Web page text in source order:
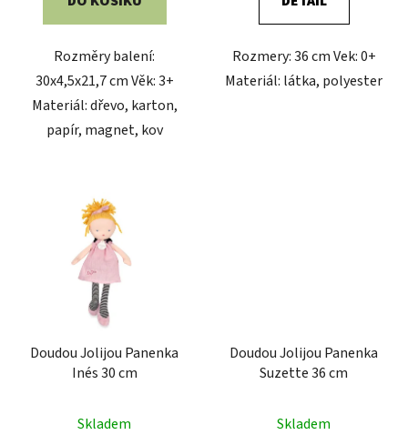
Rozměry balení:
30x4,5x21,7 cm Věk: 3+
Materiál: dřevo, karton,
papír, magnet, kov
Rozmery: 36 cm Vek: 0+
Materiál: látka, polyester
Doudou Jolijou Panenka
Inés 30 cm
Skladem
Doudou Jolijou Panenka
Suzette 36 cm
Skladem